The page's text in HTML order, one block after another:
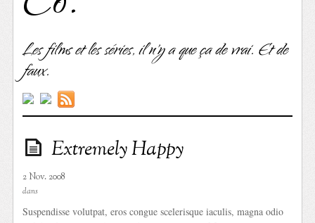
Les films et les séries, il n'y a que ça de vrai. Et de
faux.
Extremely Happy
2 Nov. 2008
dans
Suspendisse volutpat, eros congue scelerisque iaculis, magna odio